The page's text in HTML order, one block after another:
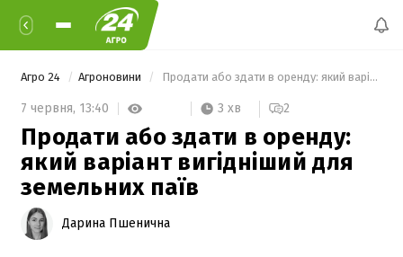
Агро 24 Агроновини Продати або здати в оренду: який варіант вигідніший для земельних паїв
7 червня, 13:40 3 хв 2
Продати або здати в оренду:
який варіант вигідніший для
земельних паїв
Дарина Пшенична